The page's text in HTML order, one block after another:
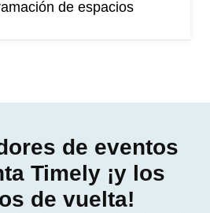
de espacios
de eventos
Timely ¡y los
de vuelta!